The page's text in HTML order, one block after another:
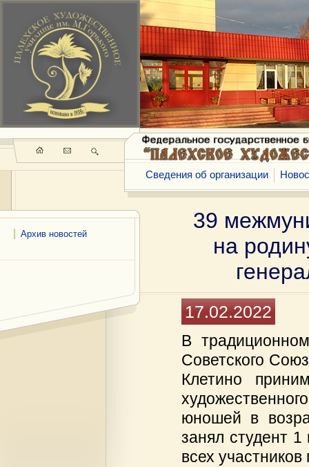
Архив новостей
Сведения об организации
39
на
17.02.2022
В
Советского
Клетино
юношей в
занял студент
всех участников